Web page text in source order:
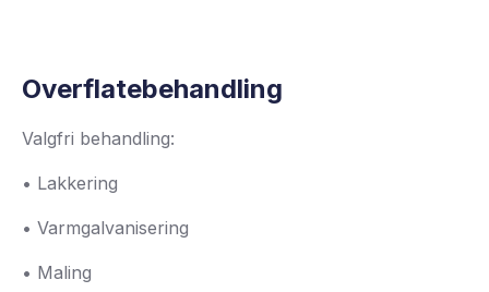
Overflatebehandling
Valgfri behandling:
• Lakkering
• Varmgalvanisering
• Maling